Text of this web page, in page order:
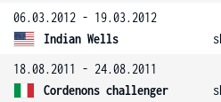
06.03.2012 - 19.03.2012
Indian Wells
18.08.2011 - 24.08.2011
Cordenons challenger